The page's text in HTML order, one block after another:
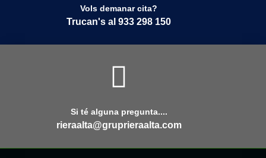
Vols demanar cita?
Trucan's al 933 298 150
Si té alguna pregunta....
rieraalta@gruprieraalta.com